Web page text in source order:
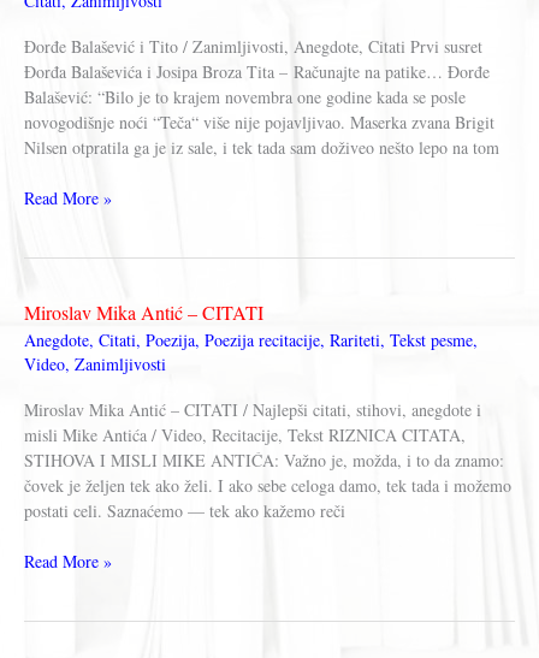
po
dobio
ime
Đorđe Balašević i Tito / Zanimljivosti, Anegdote, Citati Prvi susret
Đorđa Balaševića i Josipa Broza Tita – Računajte na patike… Đorđe
Balašević: “Bilo je to krajem novembra one godine kada se posle
novogodišnje noći “Teča“ više nije pojavljivao. Maserka zvana Brigit
Nilsen otpratila ga je iz sale, i tek tada sam doživeo nešto lepo na tom
Đorđe
Read More »
Miroslav Mika Antić – CITATI
Anegdote, Citati, Poezija, Poezija recitacije, Rariteti, Tekst pesme,
Video, Zanimljivosti
Miroslav Mika Antić – CITATI / Najlepši citati, stihovi, anegdote i
misli Mike Antića / Video, Recitacije, Tekst RIZNICA CITATA,
STIHOVA I MISLI MIKE ANTIĆA: Važno je, možda, i to da znamo:
čovek je željen tek ako želi. I ako sebe celoga damo, tek tada i možemo
postati celi. Saznaćemo — tek ako kažemo reči
Miroslav
Read More »